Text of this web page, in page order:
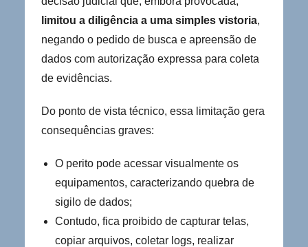
limitou a diligência a uma simples vistoria,
negando o pedido de busca e apreensão de
dados com autorização expressa para coleta
de evidências.
Do ponto de vista técnico, essa limitação gera
consequências graves:
O perito pode acessar visualmente os
equipamentos, caracterizando quebra de
sigilo de dados;
Contudo, fica proibido de capturar telas,
copiar arquivos, coletar logs, realizar